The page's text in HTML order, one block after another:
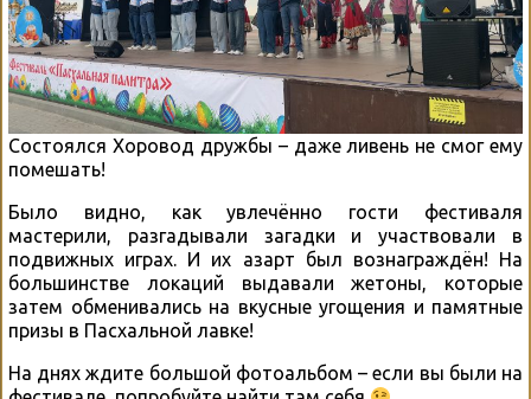
Состоялся Хоровод дружбы – даже ливень не смог ему
помешать!
Было видно, как увлечëнно гости фестиваля
мастерили, разгадывали загадки и участвовали в
подвижных играх. И их азарт был вознаграждëн! На
большинстве локаций выдавали жетоны, которые
затем обменивались на вкусные угощения и памятные
призы в Пасхальной лавке!
На днях ждите большой фотоальбом – если вы были на